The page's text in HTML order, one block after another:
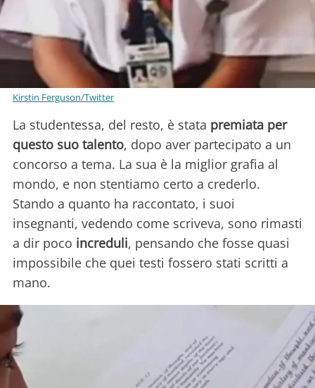
Kirstin Ferguson/Twitter
La studentessa, del resto, è stata premiata per
questo suo talento, dopo aver partecipato a un
concorso a tema. La sua è la miglior grafia al
mondo, e non stentiamo certo a crederlo.
Stando a quanto ha raccontato, i suoi
insegnanti, vedendo come scriveva, sono rimasti
a dir poco increduli, pensando che fosse quasi
impossibile che quei testi fossero stati scritti a
mano.